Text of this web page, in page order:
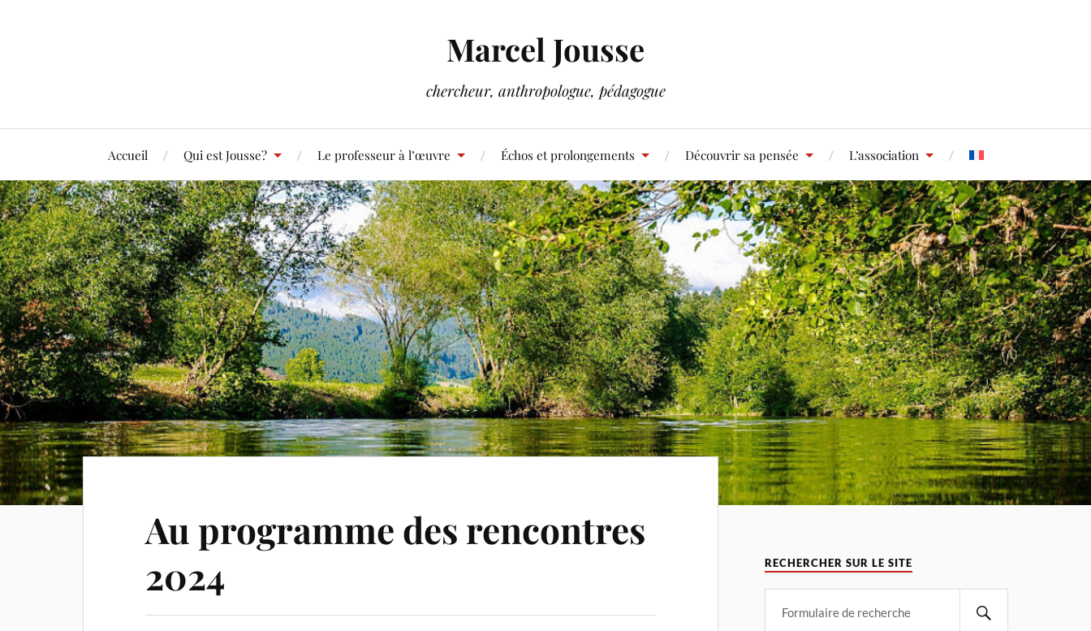
Marcel Jousse
chercheur, anthropologue, pédagogue
Accueil Qui est Jousse? Le professeur à l’œuvre Échos et prolongements Découvrir sa pensée L’association
Au programme des rencontres
2024
RECHERCHER SUR LE SITE